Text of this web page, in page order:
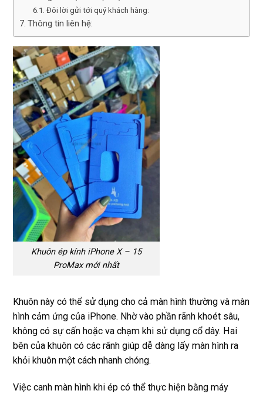
Đôi lời gửi tới quý khách hàng:
Thông tin liên hệ:
Khuôn ép kính iPhone X – 15
ProMax mới nhất
Khuôn này có thể sử dụng cho cả màn hình thường và màn
hình cảm ứng của iPhone. Nhờ vào phần rãnh khoét sâu,
không có sự cấn hoặc va chạm khi sử dụng cổ dây. Hai
bên của khuôn có các rãnh giúp dễ dàng lấy màn hình ra
khỏi khuôn một cách nhanh chóng.
Việc canh màn hình khi ép có thể thực hiện bằng máy